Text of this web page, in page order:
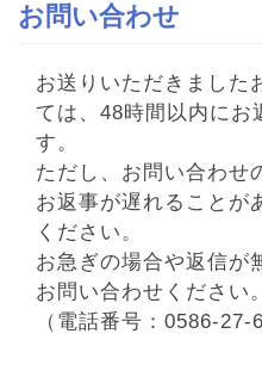
お問い合わせ
お送りいただきました
ては、48時間以内にお
す。
ただし、お問い合わせ
お返事が遅れることが
ください。
お急ぎの場合や返信が
お問い合わせください。
（電話番号：0586-27-